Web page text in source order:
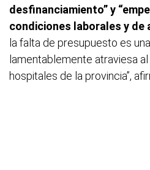
desfinanciamiento” y
condiciones laborales y de
la falta de presupuesto es
lamentablemente atraviesa
hospitales de la provincia”,